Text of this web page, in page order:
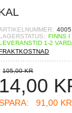
LAGERSTATUS: FINNS I
1-2
105,00 KR
14,00
91,00 KR